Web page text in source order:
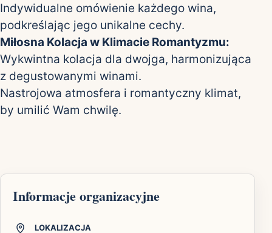
Indywidualne omówienie każdego wina,
podkreślając jego unikalne cechy.
Miłosna Kolacja w Klimacie Romantyzmu:
Wykwintna kolacja dla dwojga, harmonizująca
z degustowanymi winami.
Nastrojowa atmosfera i romantyczny klimat,
by umilić Wam chwilę.
Informacje organizacyjne
LOKALIZACJA